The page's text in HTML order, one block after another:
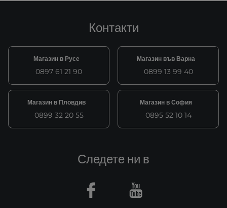
Контакти
Магазин в Русе
0897 61 21 90
Магазин във Варна
0899 13 99 40
Магазин в Пловдив
0899 32 20 55
Магазин в София
0895 52 10 14
Следете ни в
Facebook Youtube